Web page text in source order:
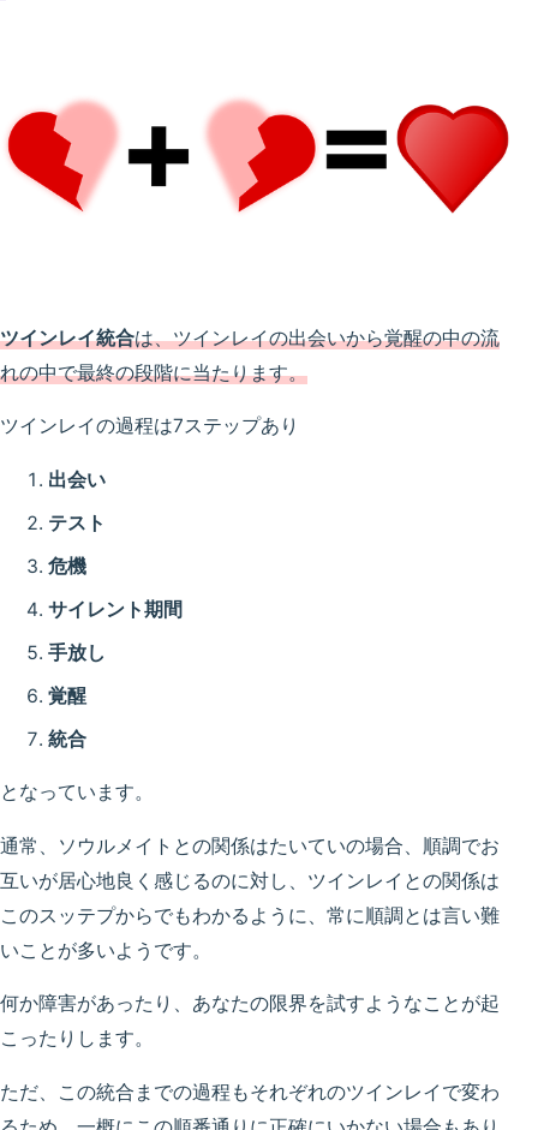
ツインレイ統合は、ツインレイの出会いから覚醒の中の流
れの中で最終の段階に当たります。
ツインレイの過程は7ステップあり
出会い
テスト
危機
サイレント期間
手放し
覚醒
統合
となっています。
通常、ソウルメイトとの関係はたいていの場合、順調でお
互いが居心地良く感じるのに対し、ツインレイとの関係は
このスッテプからでもわかるように、常に順調とは言い難
いことが多いようです。
何か障害があったり、あなたの限界を試すようなことが起
こったりします。
ただ、この統合までの過程もそれぞれのツインレイで変わ